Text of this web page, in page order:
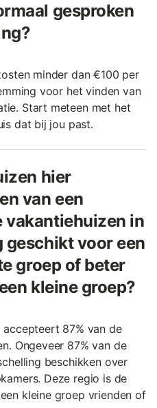
gesproken
minder dan €100 per
voor het vinden van
Start meteen met het
dat bij jou past.
hier
van een
vakantiehuizen in
voor een
groep of beter
kleine groep?
87% van de
Ongeveer 87% van de
beschikken over
Deze regio is de
kleine groep vrienden of